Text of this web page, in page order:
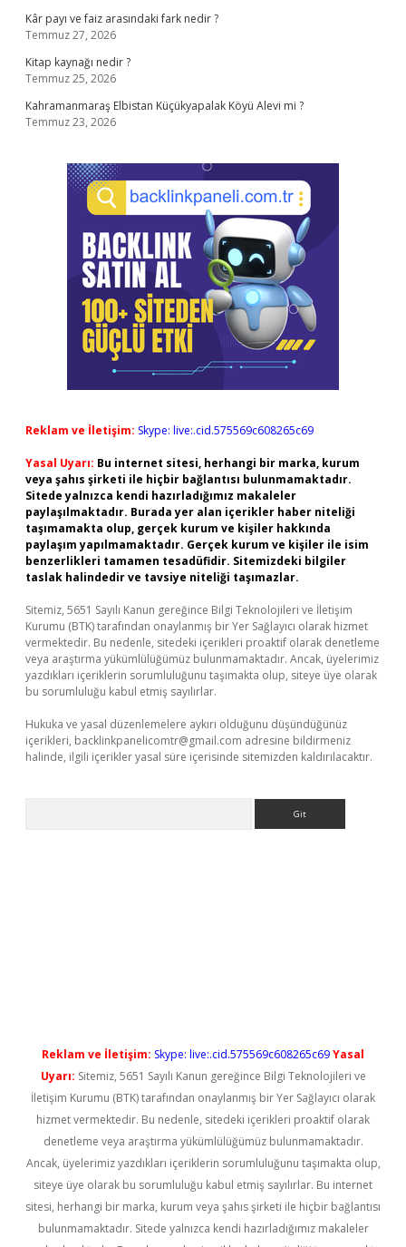
Kâr payı ve faiz arasındaki fark nedir ?
Temmuz 27, 2026
Kitap kaynağı nedir ?
Temmuz 25, 2026
Kahramanmaraş Elbistan Küçükyapalak Köyü Alevi mi ?
Temmuz 23, 2026
Reklam ve İletişim: Skype: live:.cid.575569c608265c69
Yasal Uyarı: Bu internet sitesi, herhangi bir marka, kurum
veya şahıs şirketi ile hiçbir bağlantısı bulunmamaktadır.
Sitede yalnızca kendi hazırladığımız makaleler
paylaşılmaktadır. Burada yer alan içerikler haber niteliği
taşımamakta olup, gerçek kurum ve kişiler hakkında
paylaşım yapılmamaktadır. Gerçek kurum ve kişiler ile isim
benzerlikleri tamamen tesadüfidir. Sitemizdeki bilgiler
taslak halindedir ve tavsiye niteliği taşımazlar.
Sitemiz, 5651 Sayılı Kanun gereğince Bilgi Teknolojileri ve İletişim
Kurumu (BTK) tarafından onaylanmış bir Yer Sağlayıcı olarak hizmet
vermektedir. Bu nedenle, sitedeki içerikleri proaktif olarak denetleme
veya araştırma yükümlülüğümüz bulunmamaktadır. Ancak, üyelerimiz
yazdıkları içeriklerin sorumluluğunu taşımakta olup, siteye üye olarak
bu sorumluluğu kabul etmiş sayılırlar.
Hukuka ve yasal düzenlemelere aykırı olduğunu düşündüğünüz
içerikleri, backlinkpanelicomtr@gmail.com adresine bildirmeniz
halinde, ilgili içerikler yasal süre içerisinde sitemizden kaldırılacaktır.
Reklam ve İletişim: Skype: live:.cid.575569c608265c69Yasal
Uyarı: Sitemiz, 5651 Sayılı Kanun gereğince Bilgi Teknolojileri ve
İletişim Kurumu (BTK) tarafından onaylanmış bir Yer Sağlayıcı olarak
hizmet vermektedir. Bu nedenle, sitedeki içerikleri proaktif olarak
denetleme veya araştırma yükümlülüğümüz bulunmamaktadır.
Ancak, üyelerimiz yazdıkları içeriklerin sorumluluğunu taşımakta olup,
siteye üye olarak bu sorumluluğu kabul etmiş sayılırlar. Bu internet
sitesi, herhangi bir marka, kurum veya şahıs şirketi ile hiçbir bağlantısı
bulunmamaktadır. Sitede yalnızca kendi hazırladığımız makaleler